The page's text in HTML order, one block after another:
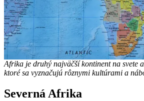
Afrika je druhý najväčší kontinent na svete
ktoré sa vyznačujú rôznymi kultúrami a
Severná Afrika